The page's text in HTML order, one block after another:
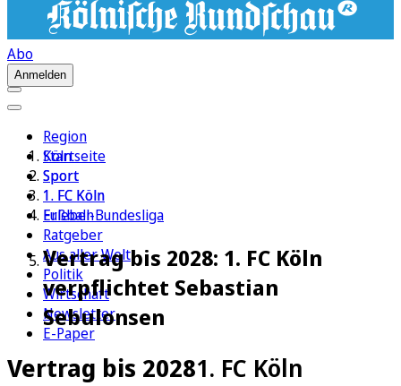
Abo
Anmelden
Region
Köln
Sport
1. FC Köln
Erleben
Ratgeber
Aus aller Welt
Politik
Wirtschaft
Newsletter
E-Paper
Startseite
Sport
1. FC Köln
Fußball-Bundesliga
Vertrag bis 2028: 1. FC Köln
verpflichtet Sebastian
Sebulonsen
Vertrag bis 20281. FC Köln